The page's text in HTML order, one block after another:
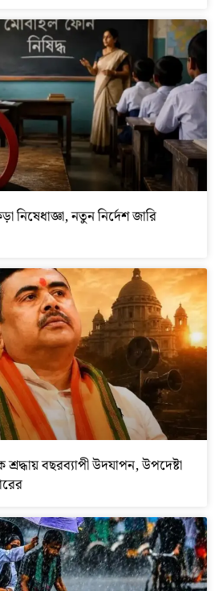
নতুন নির্দেশ জারি
বছরব্যাপী উদযাপন, উপদেষ্টা